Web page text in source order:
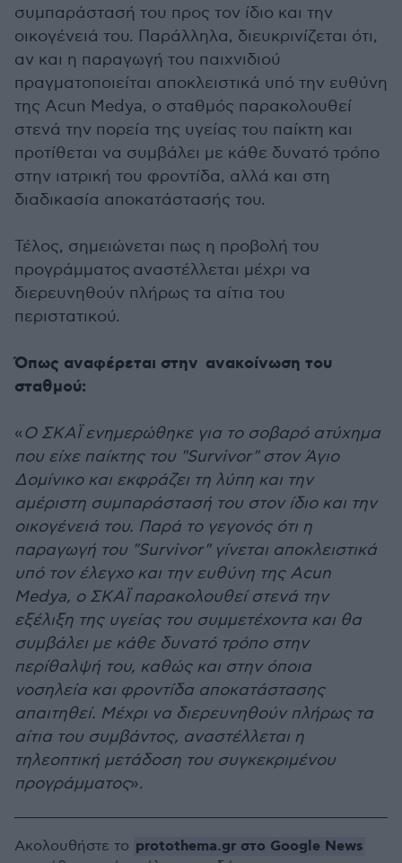
συμπαράστασή του προς τον ίδιο και την
οικογένειά του. Παράλληλα, διευκρινίζεται ότι,
αν και η παραγωγή του παιχνιδιού
πραγματοποιείται αποκλειστικά υπό την ευθύνη
της Acun Medya, ο σταθμός παρακολουθεί
στενά την πορεία της υγείας του παίκτη και
προτίθεται να συμβάλει με κάθε δυνατό τρόπο
στην ιατρική του φροντίδα, αλλά και στη
διαδικασία αποκατάστασής του.
Τέλος, σημειώνεται πως η προβολή του
προγράμματος αναστέλλεται μέχρι να
διερευνηθούν πλήρως τα αίτια του
περιστατικού.
Όπως αναφέρεται στην ανακοίνωση του
σταθμού:
«Ο ΣΚΑΪ ενημερώθηκε για το σοβαρό ατύχημα
που είχε παίκτης του "Survivor" στον Άγιο
Δομίνικο και εκφράζει τη λύπη και την
αμέριστη συμπαράστασή του στον ίδιο και την
οικογένειά του. Παρά το γεγονός ότι η
παραγωγή του "Survivor" γίνεται αποκλειστικά
υπό τον έλεγχο και την ευθύνη της Acun
Medya, ο ΣΚΑΪ παρακολουθεί στενά την
εξέλιξη της υγείας του συμμετέχοντα και θα
συμβάλει με κάθε δυνατό τρόπο στην
περίθαλψή του, καθώς και στην όποια
νοσηλεία και φροντίδα αποκατάστασης
απαιτηθεί. Μέχρι να διερευνηθούν πλήρως τα
αίτια του συμβάντος, αναστέλλεται η
τηλεοπτική μετάδοση του συγκεκριμένου
προγράμματος».
Ακολουθήστε το protothema.gr στο Google News